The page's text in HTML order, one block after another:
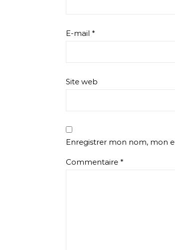
E-mail *
Site web
Enregistrer mon nom, mon
Commentaire *